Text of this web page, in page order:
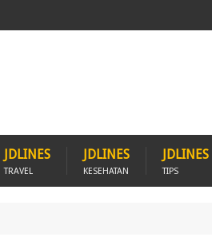
JDLINES
TRAVEL
JDLINES
KESEHATAN
JDLINES
TIPS